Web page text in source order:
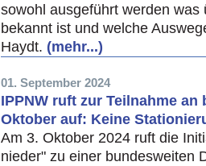
sowohl ausgeführt werden
bekannt ist und welche
Haydt. (mehr...)
01. September 2024
IPPNW ruft zur Teilnahme
Oktober auf: Keine
Am 3. Oktober 2024 ruft die
nieder" zu einer bundesweiten